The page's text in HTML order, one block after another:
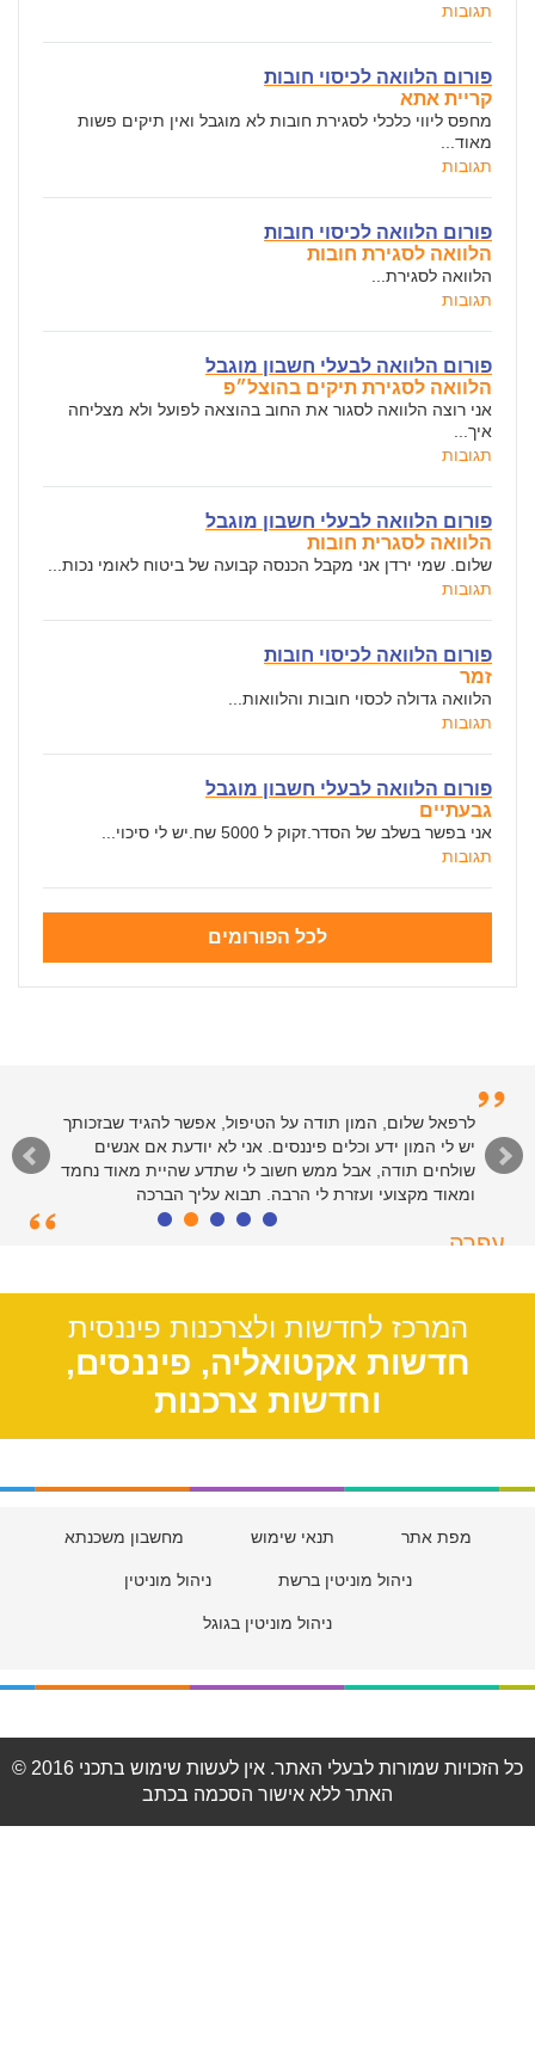
תגובות
פורום הלוואה לכיסוי חובות
קריית אתא
מחפס ליווי כלכלי לסגירת חובות לא מוגבל ואין תיקים פשות
מאוד...
תגובות
פורום הלוואה לכיסוי חובות
הלוואה לסגירת חובות
הלוואה לסגירת...
תגובות
פורום הלוואה לבעלי חשבון מוגבל
הלוואה לסגירת תיקים בהוצל״פ
אני רוצה הלוואה לסגור את החוב בהוצאה לפועל ולא מצליחה
איך...
תגובות
פורום הלוואה לבעלי חשבון מוגבל
הלוואה לסגרית חובות
שלום. שמי ירדן אני מקבל הכנסה קבועה של ביטוח לאומי נכות...
תגובות
פורום הלוואה לכיסוי חובות
זמר
הלוואה גדולה לכסוי חובות והלוואות...
תגובות
פורום הלוואה לבעלי חשבון מוגבל
גבעתיים
אני בפשר בשלב של הסדר.זקוק ל 5000 שח.יש לי סיכוי...
תגובות
לכל הפורומים
לרפאל שלום, המון תודה על הטיפול, אפשר להגיד שבזכותך
יש לי המון ידע וכלים פיננסים. אני לא יודעת אם אנשים
שולחים תודה, אבל ממש חשוב לי שתדע שהיית מאוד נחמד
ומאוד מקצועי ועזרת לי הרבה. תבוא עליך הברכה
עפרה
המרכז לחדשות ולצרכנות פיננסית
חדשות אקטואליה, פיננסים,
וחדשות צרכנות
מפת אתר תנאי שימוש מחשבון משכנתא
ניהול מוניטין ברשת ניהול מוניטין
ניהול מוניטין בגוגל
© 2016 כל הזכויות שמורות לבעלי האתר. אין לעשות שימוש בתכני
האתר ללא אישור הסכמה בכתב